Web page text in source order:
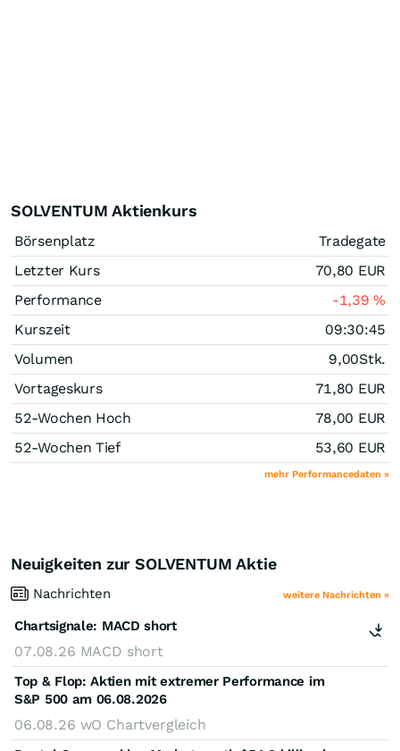
SOLVENTUM Aktienkurs
Börsenplatz
Tradegate
Letzter Kurs
70,80 EUR
Performance
-1,39%
Kurszeit
09:30:45
Volumen
9,00Stk.
Vortageskurs
71,80 EUR
52-Wochen Hoch
78,00 EUR
52-Wochen Tief
53,60 EUR
mehr Performancedaten »
Neuigkeiten zur SOLVENTUM Aktie
Nachrichten weitere Nachrichten »
Chartsignale: MACD short
07.08.26 MACD short
Top & Flop: Aktien mit extremer Performance im
S&P 500 am 06.08.2026
06.08.26 wO Chartvergleich